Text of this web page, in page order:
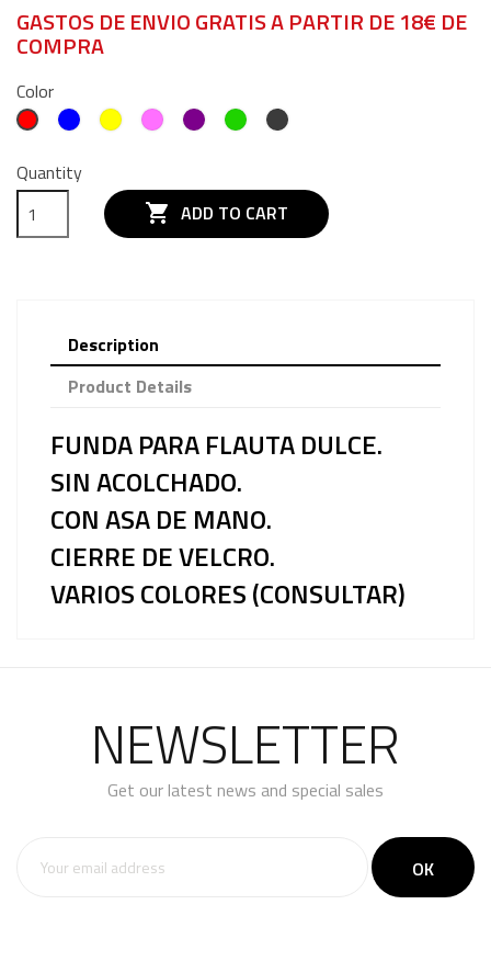
GASTOS DE ENVIO GRATIS A PARTIR DE 18€ DE
COMPRA
Color
Red
AZUL AMARILLO
ROSAMORADOVERDEGRIS
Quantity
 ADD TO CART
Description
Product Details
FUNDA PARA FLAUTA DULCE.
SIN ACOLCHADO.
CON ASA DE MANO.
CIERRE DE VELCRO.
VARIOS COLORES (CONSULTAR)
NEWSLETTER
Get our latest news and special sales